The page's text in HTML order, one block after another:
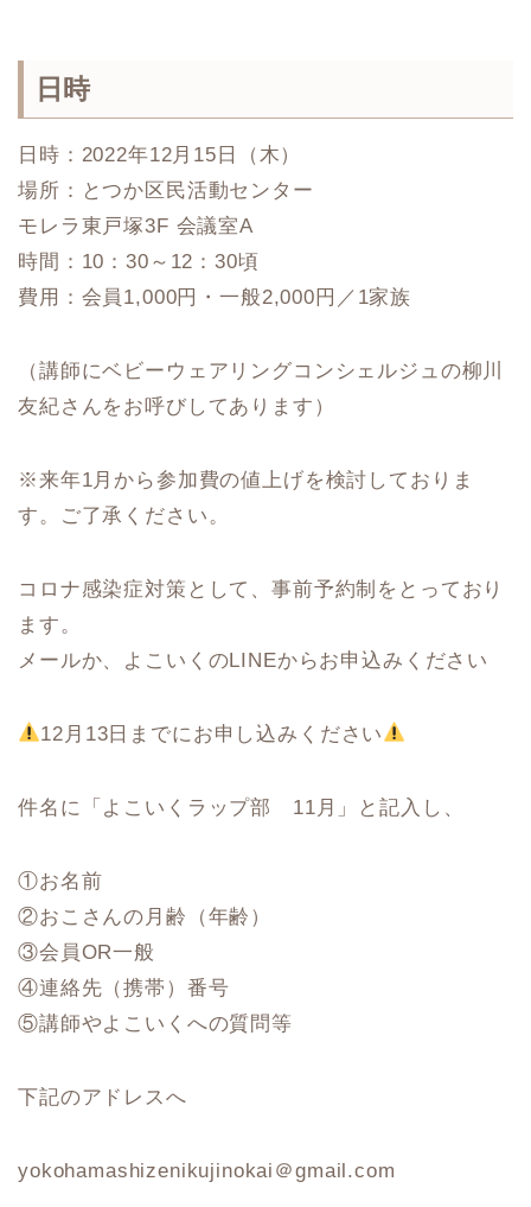
日時
日時：2022年12月15日（木）
場所：とつか区民活動センター
モレラ東戸塚3F 会議室A
時間：10：30～12：30頃
費用：会員1,000円・一般2,000円／1家族
（講師にベビーウェアリングコンシェルジュの柳川
友紀さんをお呼びしてあります）
※来年1月から参加費の値上げを検討しておりま
す。ご了承ください。
コロナ感染症対策として、事前予約制をとっており
ます。
メールか、よこいくのLINEからお申込みください
12月13日までにお申し込みください
件名に「よこいくラップ部 11月」と記入し、
①お名前
②おこさんの月齢（年齢）
③会員OR一般
④連絡先（携帯）番号
⑤講師やよこいくへの質問等
下記のアドレスへ
yokohamashizenikujinokai＠gmail.com